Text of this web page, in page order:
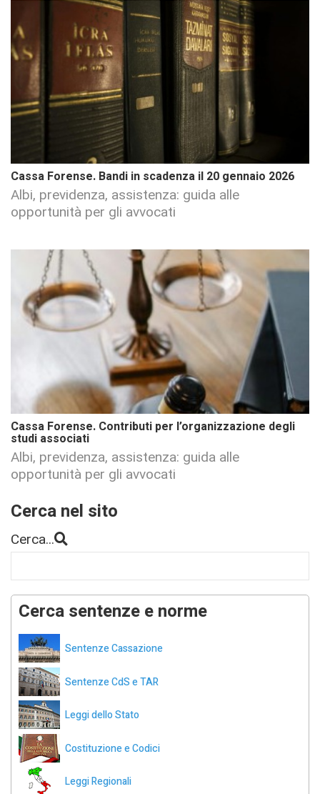
Cassa Forense. Bandi in scadenza il 20 gennaio 2026
Albi, previdenza, assistenza: guida alle
opportunità per gli avvocati
Cassa Forense. Contributi per l’organizzazione degli
studi associati
Albi, previdenza, assistenza: guida alle
opportunità per gli avvocati
Cerca nel sito
Cerca...
Cerca sentenze e norme
Sentenze Cassazione
Sentenze CdS e TAR
Leggi dello Stato
Costituzione e Codici
Leggi Regionali